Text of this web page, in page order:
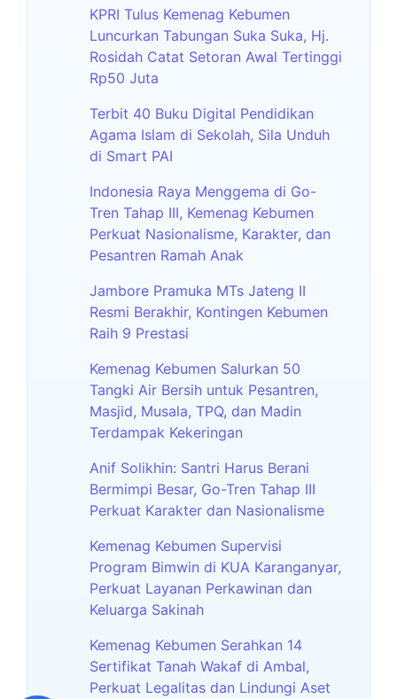
KPRI Tulus Kemenag Kebumen
Luncurkan Tabungan Suka Suka, Hj.
Rosidah Catat Setoran Awal Tertinggi
Rp50 Juta
Terbit 40 Buku Digital Pendidikan
Agama Islam di Sekolah, Sila Unduh
di Smart PAI
Indonesia Raya Menggema di Go-
Tren Tahap III, Kemenag Kebumen
Perkuat Nasionalisme, Karakter, dan
Pesantren Ramah Anak
Jambore Pramuka MTs Jateng II
Resmi Berakhir, Kontingen Kebumen
Raih 9 Prestasi
Kemenag Kebumen Salurkan 50
Tangki Air Bersih untuk Pesantren,
Masjid, Musala, TPQ, dan Madin
Terdampak Kekeringan
Anif Solikhin: Santri Harus Berani
Bermimpi Besar, Go-Tren Tahap III
Perkuat Karakter dan Nasionalisme
Kemenag Kebumen Supervisi
Program Bimwin di KUA Karanganyar,
Perkuat Layanan Perkawinan dan
Keluarga Sakinah
Kemenag Kebumen Serahkan 14
Sertifikat Tanah Wakaf di Ambal,
Perkuat Legalitas dan Lindungi Aset